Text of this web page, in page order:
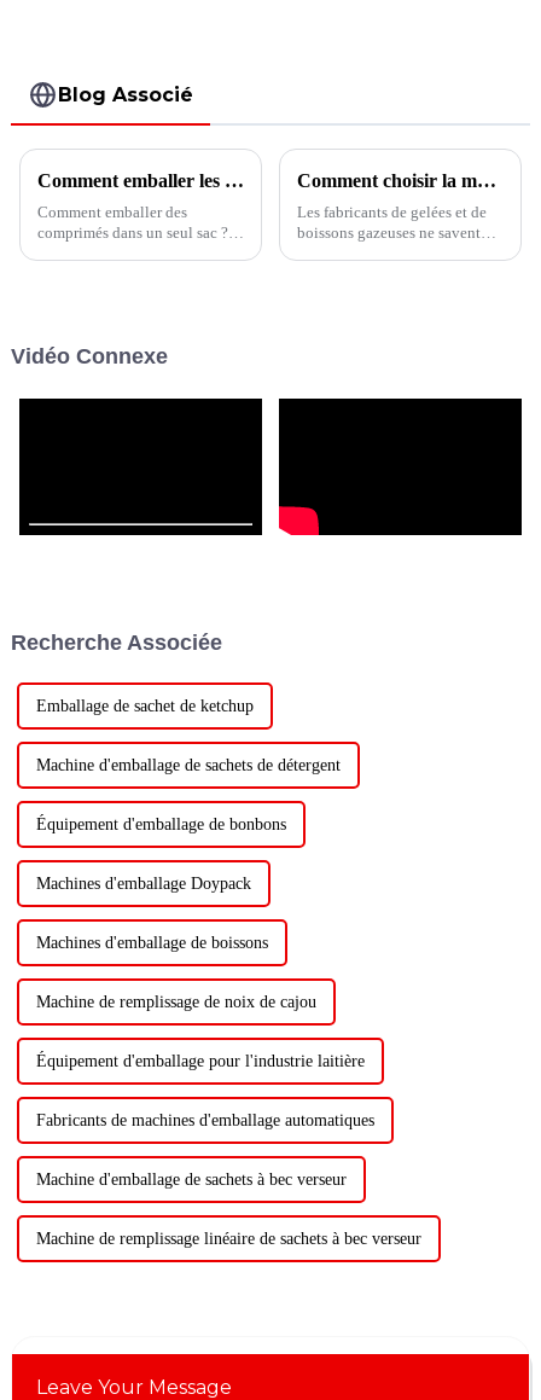
Blog Associé
Comment emballer les comprimés dans un seul sac ?
Comment emballer des
comprimés dans un seul sac ?
les différentes solutions
entièrement automatique...
Comment choisir la machine d'emballage pour la gelée ?
Les fabricants de gelées et de
boissons gazeuses ne savent
Vidéo Connexe
Recherche Associée
Emballage de sachet de ketchup
Machine d'emballage de sachets de détergent
Équipement d'emballage de bonbons
Machines d'emballage Doypack
Machines d'emballage de boissons
Machine de remplissage de noix de cajou
Équipement d'emballage pour l'industrie laitière
Fabricants de machines d'emballage automatiques
Machine d'emballage de sachets à bec verseur
Machine de remplissage linéaire de sachets à bec verseur
Leave Your Message